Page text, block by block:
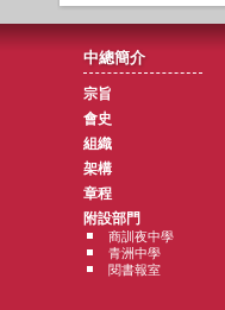
中總簡介
宗旨
會史
組織
架構
章程
附設部門
商訓夜中學
青洲中學
閱書報室